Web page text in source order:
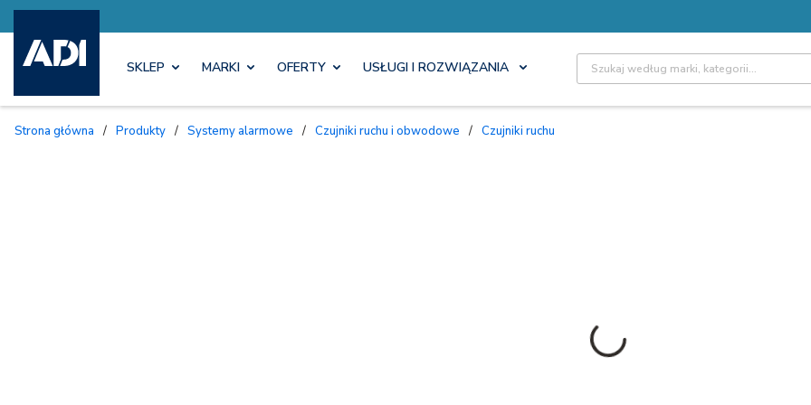
SKLEP MARKI OFERTY USŁUGI I ROZWIĄZANIA Site Search
Strona główna / Produkty / Systemy alarmowe / Czujniki ruchu i obwodowe / Czujniki ruchu